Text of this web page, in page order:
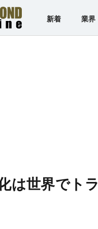
新着 業界
は世界でト